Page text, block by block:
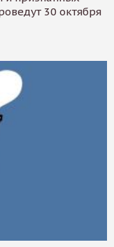
30 октября